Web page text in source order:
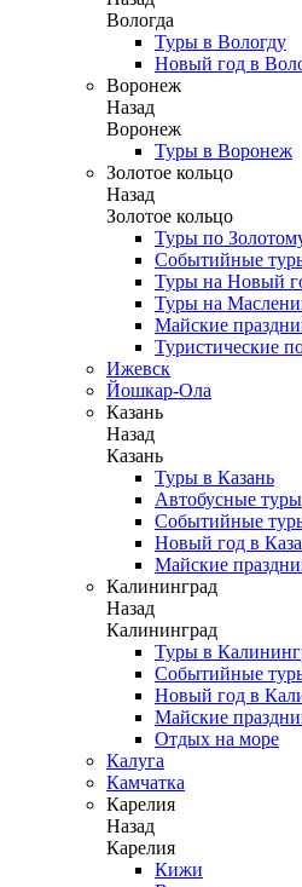
Вологда
Туры в Вологду
Новый год в
Воронеж
Назад
Воронеж
Туры в Воронеж
Золотое кольцо
Назад
Золотое кольцо
Туры по
Событийные
Туры на Новый
Туры на
Майские
Туристические
Ижевск
Йошкар-Ола
Казань
Назад
Казань
Туры в Казань
Автобусные туры
Событийные
Новый год в
Майские
Калининград
Назад
Калининград
Туры в
Событийные
Новый год в
Майские
Отдых на море
Калуга
Камчатка
Карелия
Назад
Карелия
Кижи